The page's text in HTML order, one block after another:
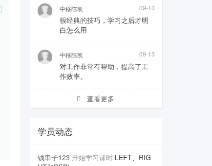
中移陈凯 09-13
很经典的技巧，学习之后才明
白怎么用
中移陈凯 09-13
对工作非常有帮助，提高了工
作效率。
查看更多
学员动态
钱串子123 开始学习课时 LEFT、RIG